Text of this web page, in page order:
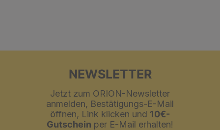
NEWSLETTER
Jetzt zum ORION-Newsletter
anmelden, Bestätigungs-E-Mail
öffnen, Link klicken und 10€-
Gutschein per E-Mail erhalten!